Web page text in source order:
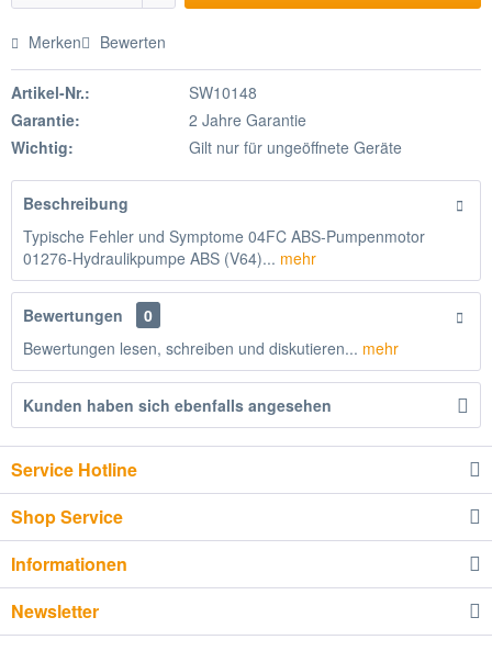
Merken Bewerten
Artikel-Nr.:
SW10148
Garantie:
2 Jahre Garantie
Wichtig:
Gilt nur für ungeöffnete Geräte
Beschreibung
Typische Fehler und Symptome 04FC ABS-Pumpenmotor
01276-Hydraulikpumpe ABS (V64)... mehr
Bewertungen
0
Bewertungen lesen, schreiben und diskutieren... mehr
Kunden haben sich ebenfalls angesehen
Service Hotline
Shop Service
Informationen
Newsletter